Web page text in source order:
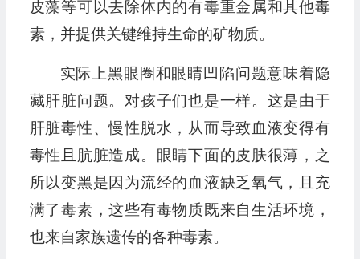
皮藻等可以去除体内的有毒重金属和其他毒
素，并提供关键维持生命的矿物质。
实际上黑眼圈和眼睛凹陷问题意味着隐
藏肝脏问题。对孩子们也是一样。这是由于
肝脏毒性、慢性脱水，从而导致血液变得有
毒性且肮脏造成。眼睛下面的皮肤很薄，之
所以变黑是因为流经的血液缺乏氧气，且充
满了毒素，这些有毒物质既来自生活环境，
也来自家族遗传的各种毒素。